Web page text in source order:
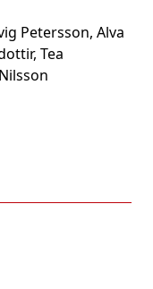
Petersson, Alva
Tea